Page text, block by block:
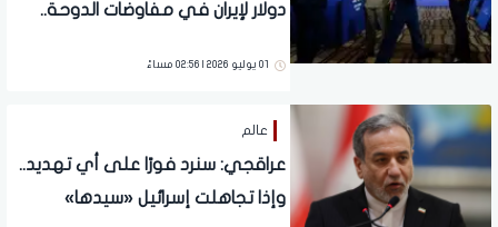
دولار لإيران في مفاوضات الدوحة..
01 يوليو 2026 | 02:56 مساءً
عالم
عراقجي: سنرد فورًا على أي تهديد..
وإذا تجاهلت إسرائيل «سيدها»